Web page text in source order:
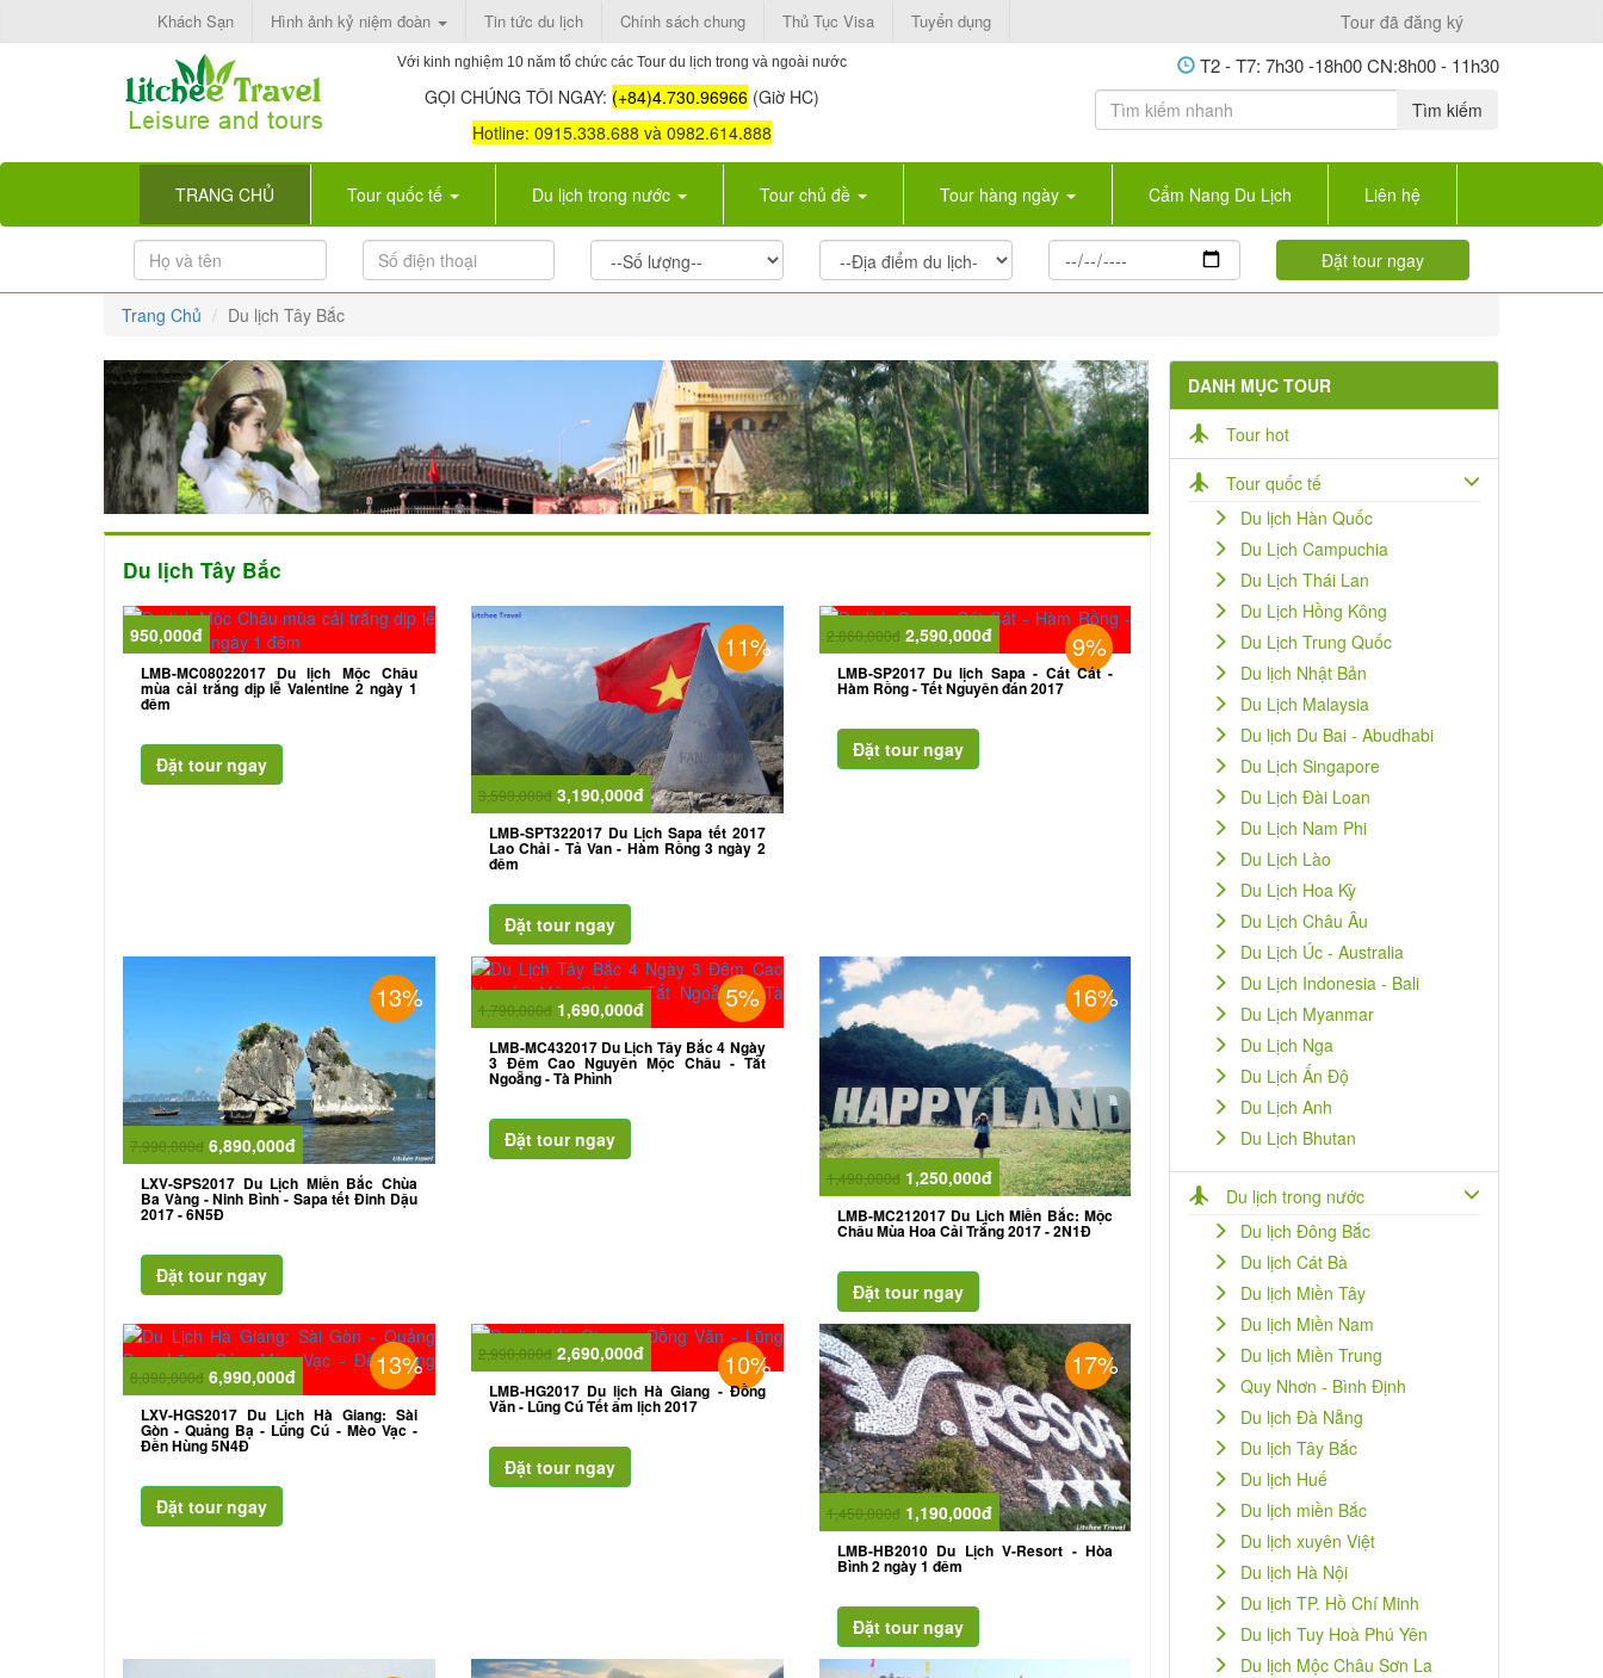
Khách Sạn Hình ảnh kỷ niệm đoàn Tin tức du lịch Chính sách chung Thủ Tục Visa Tuyển dụng Tour đã đăng ký
Với kinh nghiệm 10 năm tổ chức các Tour du lịch trong và ngoài nước
GỌI CHÚNG TÔI NGAY: (+84)4.730.96966 (Giờ HC)
Hotline: 0915.338.688 và 0982.614.888
T2 - T7: 7h30 -18h00 CN:8h00 - 11h30
Tìm kiếm
TRANG CHỦ Tour quốc tế Du lịch trong nước Tour chủ đề Tour hàng ngày Cẩm Nang Du Lịch Liên hệ
Trang Chủ Du lịch Tây Bắc
Du lịch Tây Bắc
950,000đ
LMB-MC08022017 Du lịch Mộc Châu
mùa cải trắng dịp lễ Valentine 2 ngày 1
đêm
11%
3,590,000đ 3,190,000đ
LMB-SPT322017 Du Lịch Sapa tết 2017
Lao Chải - Tả Van - Hàm Rồng 3 ngày 2
đêm
9%
2,860,000đ 2,590,000đ
LMB-SP2017 Du lịch Sapa - Cát Cát -
Hàm Rồng - Tết Nguyên đán 2017
13%
7,990,000đ 6,890,000đ
LXV-SPS2017 Du Lịch Miền Bắc Chùa
Ba Vàng - Ninh Bình - Sapa tết Đinh Dậu
2017 - 6N5Đ
5%
1,790,000đ 1,690,000đ
LMB-MC432017 Du Lịch Tây Bắc 4 Ngày
3 Đêm Cao Nguyên Mộc Châu - Tắt
Ngoẵng - Tà Phình
16%
1,490,000đ 1,250,000đ
LMB-MC212017 Du Lịch Miền Bắc: Mộc
Châu Mùa Hoa Cải Trắng 2017 - 2N1Đ
13%
8,090,000đ 6,990,000đ
LXV-HGS2017 Du Lịch Hà Giang: Sài
Gòn - Quảng Bạ - Lũng Cú - Mèo Vạc -
Đền Hùng 5N4Đ
10%
2,990,000đ 2,690,000đ
LMB-HG2017 Du lịch Hà Giang - Đồng
Văn - Lũng Cú Tết âm lịch 2017
17%
1,450,000đ 1,190,000đ
LMB-HB2010 Du Lịch V-Resort - Hòa
Bình 2 ngày 1 đêm
DANH MỤC TOUR
Tour hot
Tour quốc tế
Du lịch Hàn Quốc
Du Lịch Campuchia
Du Lịch Thái Lan
Du Lịch Hồng Kông
Du Lịch Trung Quốc
Du lịch Nhật Bản
Du Lịch Malaysia
Du lịch Du Bai - Abudhabi
Du Lịch Singapore
Du Lịch Đài Loan
Du Lịch Nam Phi
Du Lịch Lào
Du Lịch Hoa Kỳ
Du Lịch Châu Âu
Du Lịch Úc - Australia
Du Lịch Indonesia - Bali
Du Lịch Myanmar
Du Lịch Nga
Du Lịch Ấn Độ
Du Lịch Anh
Du Lịch Bhutan
Du lịch trong nước
Du lịch Đông Bắc
Du lịch Cát Bà
Du lịch Miền Tây
Du lịch Miền Nam
Du lịch Miền Trung
Quy Nhơn - Bình Định
Du lịch Đà Nẵng
Du lịch Tây Bắc
Du lịch Huế
Du lịch miền Bắc
Du lịch xuyên Việt
Du lịch Hà Nội
Du lịch TP. Hồ Chí Minh
Du lịch Tuy Hoà Phú Yên
Du lịch Mộc Châu Sơn La